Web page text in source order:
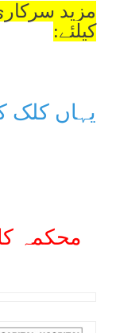
مزید
کیلئے:
یہاں کلک
محکمہ